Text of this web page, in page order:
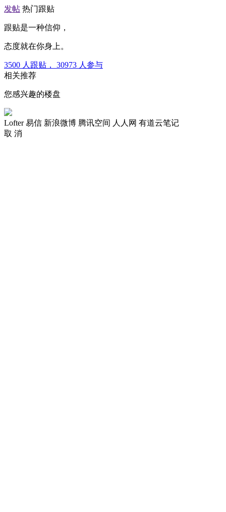
发帖 热门跟贴
跟贴是一种信仰，
态度就在你身上。
3500 人跟贴， 30973 人参与
相关推荐
您感兴趣的楼盘
Lofter 易信 新浪微博 腾讯空间 人人网 有道云笔记
取 消